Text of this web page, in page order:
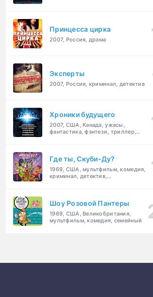
Принцесса цирка
2007, Россия, драма
Эксперты
2007, Россия, криминал, детектив
Хроники будущего
2007, США, Канада, ужасы,
фантастика, фэнтези, триллер,
Где ты, Скуби-Ду?
1969, США, мультфильм, комедия,
криминал, детектив,
Шоу Розовой Пантеры
1969, США, Великобритания,
мультфильм, комедия, семейный